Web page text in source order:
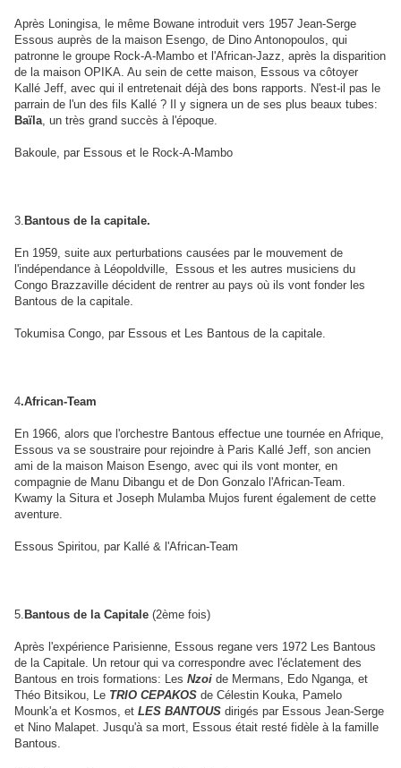
Après Loningisa, le même Bowane introduit vers 1957 Jean-Serge
Essous auprès de la maison Esengo, de Dino Antonopoulos, qui
patronne le groupe Rock-A-Mambo et l'African-Jazz, après la disparition
de la maison OPIKA. Au sein de cette maison, Essous va côtoyer
Kallé Jeff, avec qui il entretenait déjà des bons rapports. N'est-il pas le
parrain de l'un des fils Kallé ? Il y signera un de ses plus beaux tubes:
Baïla, un très grand succès à l'époque.
Bakoule, par Essous et le Rock-A-Mambo
3. Bantous de la capitale.
En 1959, suite aux perturbations causées par le mouvement de
l'indépendance à Léopoldville, Essous et les autres musiciens du
Congo Brazzaville décident de rentrer au pays où ils vont fonder les
Bantous de la capitale.
Tokumisa Congo, par Essous et Les Bantous de la capitale.
4.African-Team
En 1966, alors que l'orchestre Bantous effectue une tournée en Afrique,
Essous va se soustraire pour rejoindre à Paris Kallé Jeff, son ancien
ami de la maison Maison Esengo, avec qui ils vont monter, en
compagnie de Manu Dibangu et de Don Gonzalo l'African-Team.
Kwamy la Situra et Joseph Mulamba Mujos furent également de cette
aventure.
Essous Spiritou, par Kallé & l'African-Team
5. Bantous de la Capitale (2ème fois)
Après l'expérience Parisienne, Essous regane vers 1972 Les Bantous
de la Capitale. Un retour qui va correspondre avec l'éclatement des
Bantous en trois formations: Les Nzoi de Mermans, Edo Nganga, et
Théo Bitsikou, Le TRIO CEPAKOS de Célestin Kouka, Pamelo
Mounk'a et Kosmos, et LES BANTOUS dirigés par Essous Jean-Serge
et Nino Malapet. Jusqu'à sa mort, Essous était resté fidèle à la famille
Bantous.